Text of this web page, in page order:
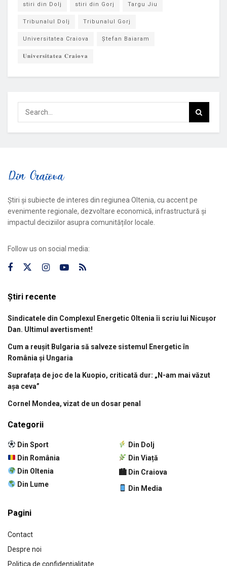
stiri din Dolj stiri din Gorj Targu Jiu
Tribunalul Dolj Tribunalul Gorj
Universitatea Craiova Ștefan Baiaram
𝐔𝐧𝐢𝐯𝐞𝐫𝐬𝐢𝐭𝐚𝐭𝐞𝐚 𝐂𝐫𝐚𝐢𝐨𝐯𝐚
Știri și subiecte de interes din regiunea Oltenia, cu accent pe
evenimente regionale, dezvoltare economică, infrastructură și
impactul deciziilor asupra comunităților locale.
Follow us on social media:
Știri recente
Sindicatele din Complexul Energetic Oltenia îi scriu lui Nicușor
Dan. Ultimul avertisment!
Cum a reușit Bulgaria să salveze sistemul Energetic în
România și Ungaria
Suprafața de joc de la Kuopio, criticată dur: „N-am mai văzut
așa ceva”
Cornel Mondea, vizat de un dosar penal
Categorii
Din Sport
Din România
Din Oltenia
Din Lume
Din Dolj
Din Viață
🏙 Din Craiova
Din Media
Pagini
Contact
Despre noi
Politica de confidențialitate